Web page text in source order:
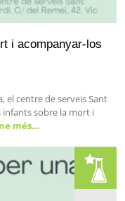
i acompanyar-los
el centre de serveis Sant
infants sobre la mort i
més…